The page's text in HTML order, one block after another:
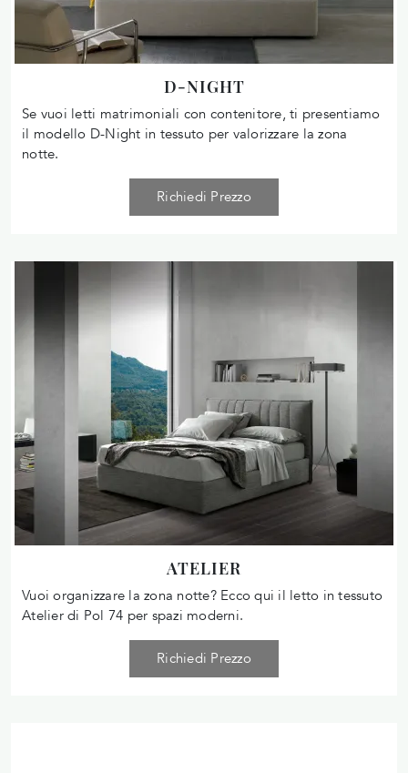
D-NIGHT
Se vuoi letti matrimoniali con contenitore, ti presentiamo
il modello D-Night in tessuto per valorizzare la zona
notte.
Richiedi Prezzo
ATELIER
Vuoi organizzare la zona notte? Ecco qui il letto in tessuto
Atelier di Pol 74 per spazi moderni.
Richiedi Prezzo